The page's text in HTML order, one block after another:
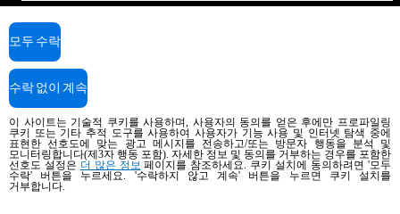
자동세척 세정제
수동세척 세정제
수질 관리를 위한 레진(수지) 필터
역삼투압 수처리 방식
전세계 지사
서비스
우녹스 보증
딜러 찾기
서비스 센터 찾기
Copyright 2026 UNOX SpA All rights reserved. Reg. Imp. Padova n °
04230750285 - REA Padova 372835 - Cap. Soc. 5.000.000 € iv - P.IVA / CF
AI Content Disclaimer Privacy policy Cookie policy
이 사이트는 기술적 쿠키를 사용하며, 사용자의 동의를 얻은 후에만 프로파일링
쿠키 또는 기타 추적 도구를 사용하여 사용자가 기능 사용 및 인터넷 탐색 중에
표현한 선호도에 맞는 광고 메시지를 전송하고/또는 방문자 행동을 분석 및
모니터링합니다(제3자 행동 포함). 자세한 정보 및 동의를 거부하는 경우를 포함한
선호도 설정은 더 많은 정보 페이지를 참조하세요. 쿠키 설치에 동의하려면 '모두
수락' 버튼을 누르세요. '수락하지 않고 계속' 버튼을 누르면 쿠키 설치를
거부합니다.
모두 수락
수락 없이 계속